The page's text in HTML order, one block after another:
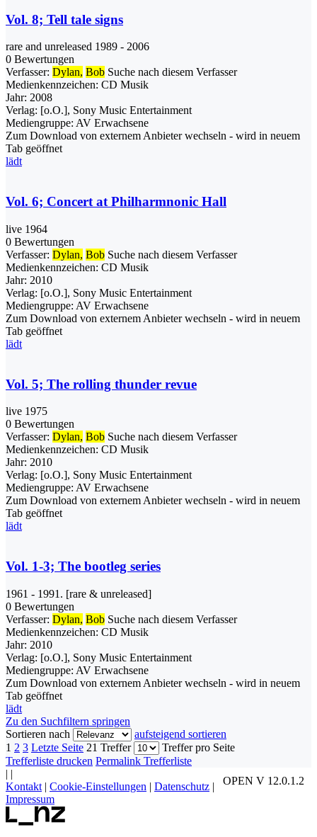
Vol. 8; Tell tale signs
rare and unreleased 1989 - 2006
0 Bewertungen
Verfasser: Dylan, Bob Suche nach diesem Verfasser
Medienkennzeichen: CD Musik
Jahr: 2008
Verlag: [o.O.], Sony Music Entertainment
Mediengruppe: AV Erwachsene
Zum Download von externem Anbieter wechseln - wird in neuem
Tab geöffnet
lädt
Vol. 6; Concert at Philharmnonic Hall
live 1964
0 Bewertungen
Verfasser: Dylan, Bob Suche nach diesem Verfasser
Medienkennzeichen: CD Musik
Jahr: 2010
Verlag: [o.O.], Sony Music Entertainment
Mediengruppe: AV Erwachsene
Zum Download von externem Anbieter wechseln - wird in neuem
Tab geöffnet
lädt
Vol. 5; The rolling thunder revue
live 1975
0 Bewertungen
Verfasser: Dylan, Bob Suche nach diesem Verfasser
Medienkennzeichen: CD Musik
Jahr: 2010
Verlag: [o.O.], Sony Music Entertainment
Mediengruppe: AV Erwachsene
Zum Download von externem Anbieter wechseln - wird in neuem
Tab geöffnet
lädt
Vol. 1-3; The bootleg series
1961 - 1991. [rare & unreleased]
0 Bewertungen
Verfasser: Dylan, Bob Suche nach diesem Verfasser
Medienkennzeichen: CD Musik
Jahr: 2010
Verlag: [o.O.], Sony Music Entertainment
Mediengruppe: AV Erwachsene
Zum Download von externem Anbieter wechseln - wird in neuem
Tab geöffnet
lädt
Zu den Suchfiltern springen
Sortieren nach
aufsteigend sortieren
1 2 3 Letzte Seite 21 Treffer
Treffer pro Seite
Trefferliste drucken Permalink Trefferliste
OPEN V 12.0.1.2
| |
Kontakt | Cookie-Einstellungen | Datenschutz |
Impressum